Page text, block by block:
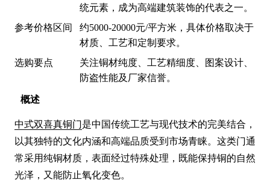
概述
中式双喜真铜门 是中国传统工艺与现代技术的完美结合，
以其独特的文化内涵和高端品质受到市场青睐。这类门通
常采用纯铜材质，表面经过特殊处理，既能保持铜的自然
光泽，又能防止氧化变色。
统元素，成为高端建筑装饰的代表之一。
参考价格区间
约5000-20000元/平方米，具体价格取决于
材质、工艺和定制要求。
选购要点
关注铜材纯度、工艺精细度、图案设计、
防盗性能及厂家信誉。